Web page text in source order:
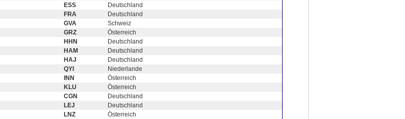
ESS
Deutschland
FRA
Deutschland
GVA
Schweiz
GRZ
Österreich
HHN
Deutschland
HAM
Deutschland
HAJ
Deutschland
QYI
Niederlande
INN
Österreich
KLU
Österreich
CGN
Deutschland
LEJ
Deutschland
LNZ
Österreich